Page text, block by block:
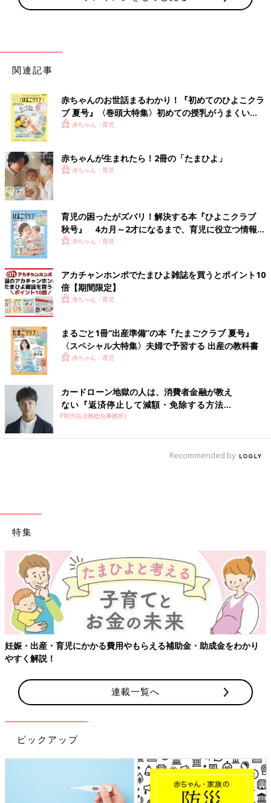
関連記事
赤ちゃんのお世話まるわかり！『初めてのひよこクラ
ブ 夏号』〈巻頭大特集〉初めての授乳がうまくい
く！ おっぱい・ミルクの基本と夏のトラブル 解決テ
赤ちゃん・育児
赤ちゃんが生まれたら！2冊の「たまひよ」
赤ちゃん・育児
育児の困ったがズバリ！解決する本『ひよこクラブ
秋号』 4カ月～2才になるまで、育児に役立つ情報が
いっぱい！
赤ちゃん・育児
アカチャンホンポでたまひよ雑誌を買うとポイント10
倍【期間限定】
赤ちゃん・育児
まるごと1冊“出産準備”の本『たまごクラブ 夏号』
〈スペシャル大特集〉夫婦で予習する 出産の教科書
赤ちゃん・育児
カードローン地獄の人は、消費者金融が教え
ない『返済停止して減額・免除する方法』
で...
PR(渋谷法務総合事務所)
Recommended by
特集
妊娠・出産・育児にかかる費用やもらえる補助金・助成金をわかり
やすく解説！
連載一覧へ
ピックアップ